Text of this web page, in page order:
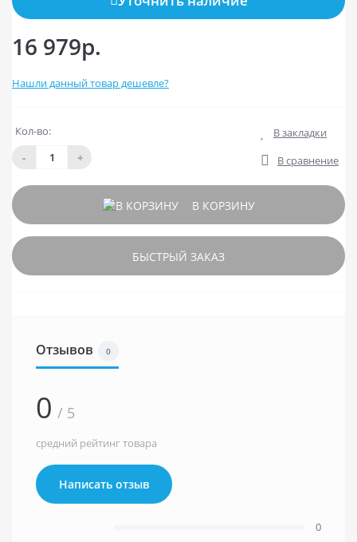
16 979р.
Нашли данный товар дешевле?
Кол-во:
-
+
В закладки
В сравнение
В КОРЗИНУ
БЫСТРЫЙ ЗАКАЗ
Отзывов 0
0 / 5
средний рейтинг товара
Написать отзыв
0